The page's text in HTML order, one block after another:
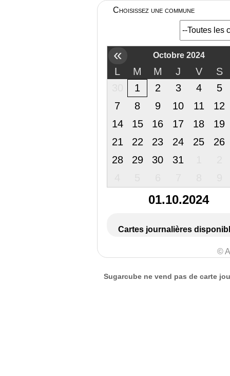
Choisissez une commune
« Octobre 2024
L M M J V
S
1 2 3 4
5
7
8 9 10 11
12
14
15 16 17 18
19
21
22 23 24 25
26
28
29 30 31
01.10.2024
Cartes journalières
©
Sugarcube ne vend pas de carte